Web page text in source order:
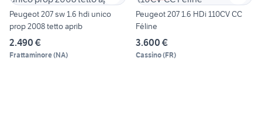
Peugeot 207 sw 1.6 hdi unico
prop 2008 tetto aprib
2.490 €
Frattaminore(NA)
Peugeot 207 1.6 HDi 110CV CC
Féline
3.600 €
Cassino(FR)